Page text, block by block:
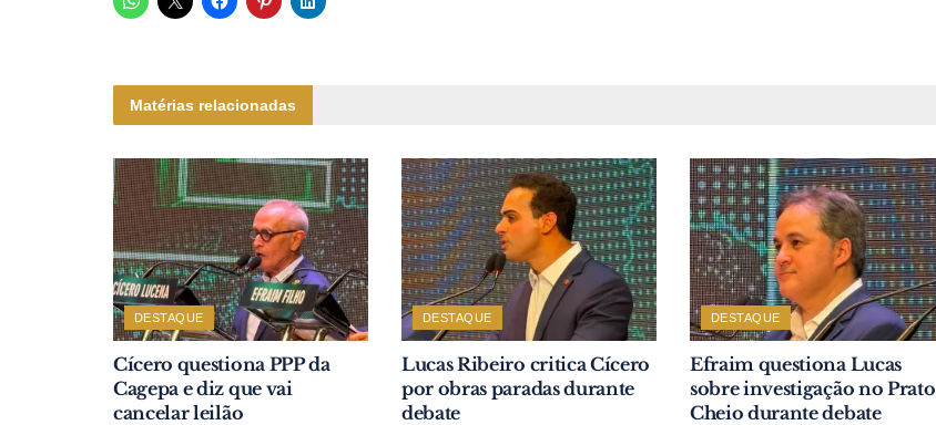
Matérias relacionadas
DESTAQUE
Cícero questiona PPP da
Cagepa e diz que vai
cancelar leilão
DESTAQUE
Lucas Ribeiro critica Cícero
por obras paradas durante
debate
DESTAQUE
Efraim questiona Lucas
sobre investigação no Prato
Cheio durante debate